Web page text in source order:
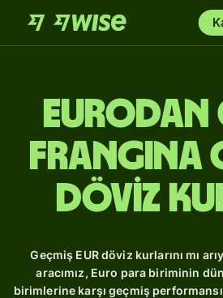
Eurodan
frangına
Döviz
Geçmiş EUR döviz kurlarını mı
aracımız, Euro para biriminin
birimlerine karşı geçmiş